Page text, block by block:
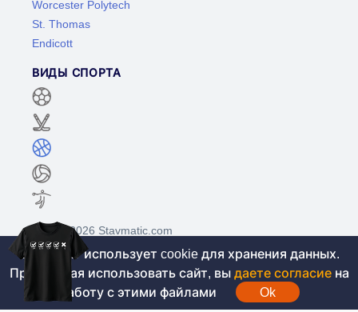
Worcester Polytech
St. Thomas
Endicott
ВИДЫ СПОРТА
©2017-2026 Stavmatic.com
Для лиц старше 18 лет. На сайте не
проводятся игры на денежные средства, вся
Этот сайт использует cookie для хранения данных.
Продолжая использовать сайт, вы даете согласие на
работу с этими файлами
Ok